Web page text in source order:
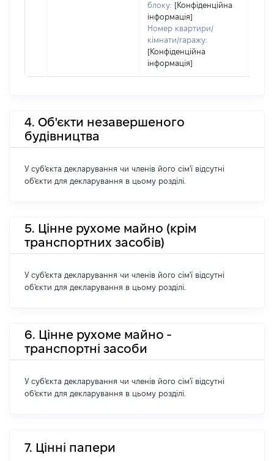
блоку: [Конфіденційна
інформація]
Номер квартири/
кімнати/гаражу:
[Конфіденційна
інформація]
4. Об'єкти незавершеного
будівництва
У суб'єкта декларування чи членів його сім'ї відсутні
об'єкти для декларування в цьому розділі.
5. Цінне рухоме майно (крім
транспортних засобів)
У суб'єкта декларування чи членів його сім'ї відсутні
об'єкти для декларування в цьому розділі.
6. Цінне рухоме майно -
транспортні засоби
У суб'єкта декларування чи членів його сім'ї відсутні
об'єкти для декларування в цьому розділі.
7. Цінні папери